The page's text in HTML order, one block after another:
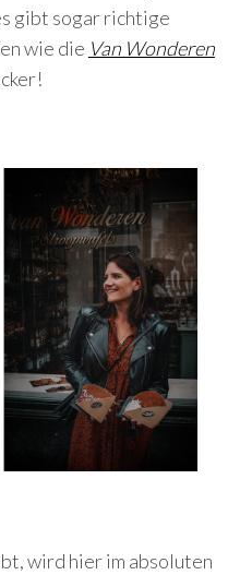
gibt sogar richtige
wie die Van Wonderen
wird hier im absoluten